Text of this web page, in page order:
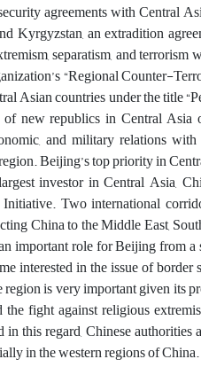
agreements with Central
Kyrgyzstan, an extradition
separatism, and
“Regional Counter-
Asian countries under the title
new republics in Central Asia
and military relations
Beijing’s top priority in
investor in Central Asia,
Two international
China to the Middle East,
important role for Beijing from
interested in the issue of border
is very important given its
fight against religious
this regard, Chinese authorities
in the western regions of China.